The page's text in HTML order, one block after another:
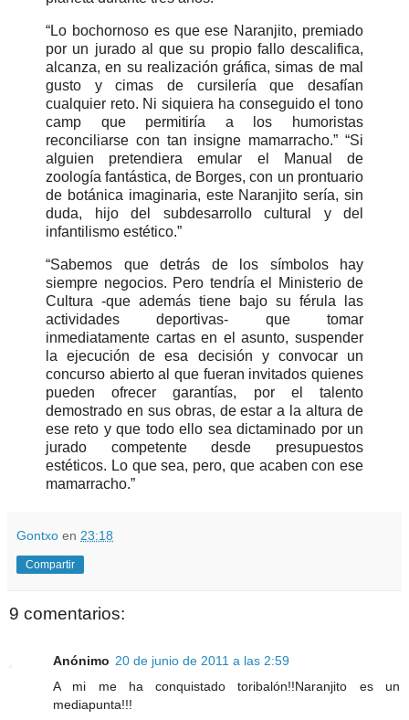
“Lo bochornoso es que ese Naranjito, premiado
por un jurado al que su propio fallo descalifica,
alcanza, en su realización gráfica, simas de mal
gusto y cimas de cursilería que desafían
cualquier reto. Ni siquiera ha conseguido el tono
camp que permitiría a los humoristas
reconciliarse con tan insigne mamarracho.” “Si
alguien pretendiera emular el Manual de
zoología fantástica, de Borges, con un prontuario
de botánica imaginaria, este Naranjito sería, sin
duda, hijo del subdesarrollo cultural y del
infantilismo estético.”
“Sabemos que detrás de los símbolos hay
siempre negocios. Pero tendría el Ministerio de
Cultura -que además tiene bajo su férula las
actividades deportivas- que tomar
inmediatamente cartas en el asunto, suspender
la ejecución de esa decisión y convocar un
concurso abierto al que fueran invitados quienes
pueden ofrecer garantías, por el talento
demostrado en sus obras, de estar a la altura de
ese reto y que todo ello sea dictaminado por un
jurado competente desde presupuestos
estéticos. Lo que sea, pero, que acaben con ese
mamarracho.”
Gontxo en 23:18
Compartir
9 comentarios:
Anónimo 20 de junio de 2011 a las 2:59
A mi me ha conquistado toribalón!!Naranjito es un
mediapunta!!!